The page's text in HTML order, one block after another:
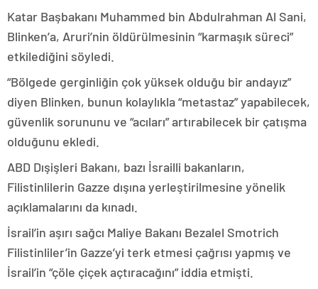
Katar Başbakanı Muhammed bin Abdulrahman Al Sani,
Blinken’a, Aruri’nin öldürülmesinin “karmaşık süreci”
etkilediğini söyledi.
“Bölgede gerginliğin çok yüksek olduğu bir andayız”
diyen Blinken, bunun kolaylıkla “metastaz” yapabilecek,
güvenlik sorununu ve “acıları” artırabilecek bir çatışma
olduğunu ekledi.
ABD Dışişleri Bakanı, bazı İsrailli bakanların,
Filistinlilerin Gazze dışına yerleştirilmesine yönelik
açıklamalarını da kınadı.
İsrail’in aşırı sağcı Maliye Bakanı Bezalel Smotrich
Filistinliler’in Gazze’yi terk etmesi çağrısı yapmış ve
İsrail’in “çöle çiçek açtıracağını” iddia etmişti.